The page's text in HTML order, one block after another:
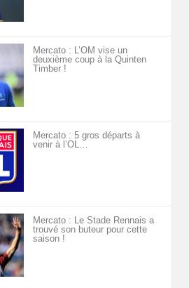
Mercato : L’OM vise un
deuxième coup à la Quinten
Timber !
Mercato : 5 gros départs à
venir à l’OL…
Mercato : Le Stade Rennais a
trouvé son buteur pour cette
saison !